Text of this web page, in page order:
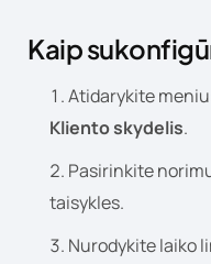
Kaip
Atidarykite
Kliento skydelis.
Pasirinkite
taisykles.
Nurodykite laiko